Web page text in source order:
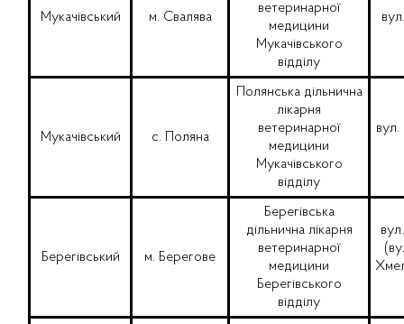
Мукачівський м. Свалява
ветеринарної
медицини
Мукачівського
відділу
Мукачівський с. Поляна
Полянська дільнична
лікарня
ветеринарної
медицини
Мукачівського
відділу
Берегівський м. Берегове
Берегівська
дільнична лікарня
ветеринарної
медицини
Берегівського
відділу